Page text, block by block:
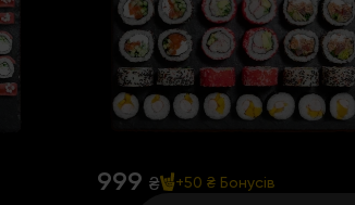
999₴ +50 ₴ Бонусів